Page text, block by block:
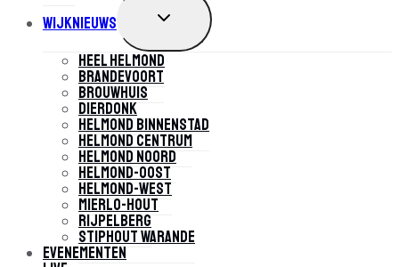
Wijknieuws TOGGLE
SUBMENU
Heel Helmond
Brandevoort
Brouwhuis
Dierdonk
Helmond Binnenstad
Helmond Centrum
Helmond Noord
Helmond-Oost
Helmond-West
Mierlo-Hout
Rijpelberg
Stiphout Warande
Evenementen